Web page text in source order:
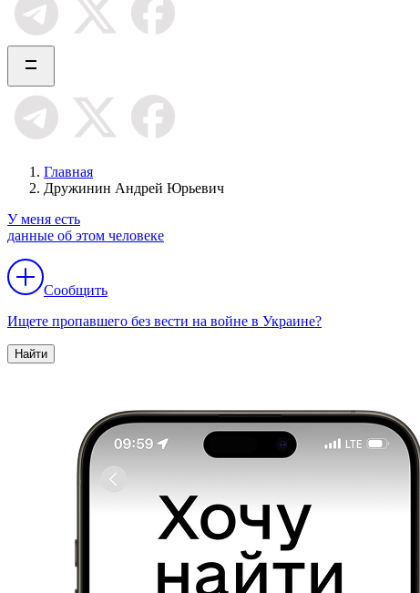
Главная
Дружинин Андрей Юрьевич
У меня есть
данные об этом человеке
Сообщить
Ищете пропавшего без вести на войне в Украине?
Найти